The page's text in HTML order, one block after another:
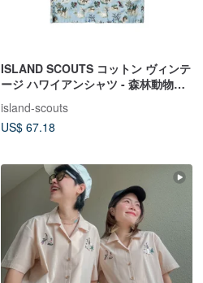
ISLAND SCOUTS コットン ヴィンテ
ージ ハワイアンシャツ - 森林動物プ
island-scouts
US$ 67.18